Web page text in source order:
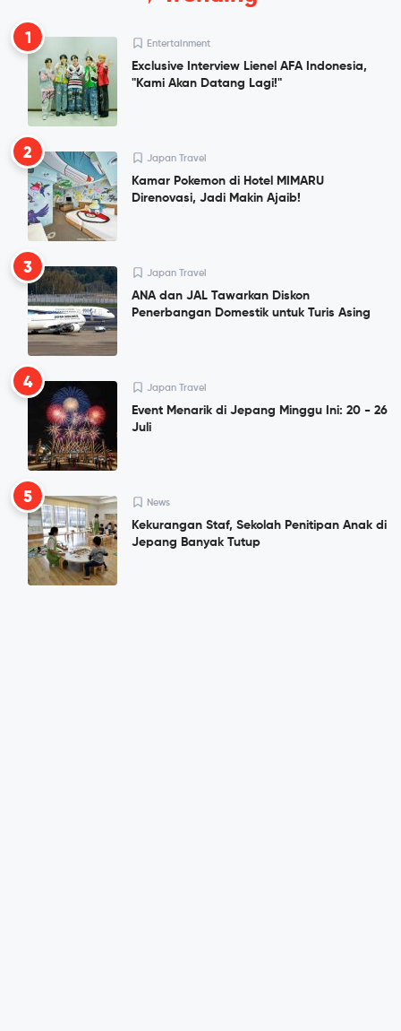
1 Entertainment
Exclusive Interview Lienel AFA Indonesia,
"Kami Akan Datang Lagi!"
2 Japan Travel
Kamar Pokemon di Hotel MIMARU
Direnovasi, Jadi Makin Ajaib!
3 Japan Travel
ANA dan JAL Tawarkan Diskon
Penerbangan Domestik untuk Turis Asing
4 Japan Travel
Event Menarik di Jepang Minggu Ini: 20 - 26
Juli
5 News
Kekurangan Staf, Sekolah Penitipan Anak di
Jepang Banyak Tutup